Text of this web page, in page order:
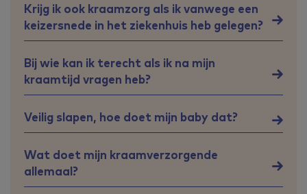
Krijg ik ook kraamzorg als ik vanwege een
keizersnede in het ziekenhuis heb gelegen?
Bij wie kan ik terecht als ik na mijn
kraamtijd vragen heb?
Veilig slapen, hoe doet mijn baby dat?
Wat doet mijn kraamverzorgende
allemaal?